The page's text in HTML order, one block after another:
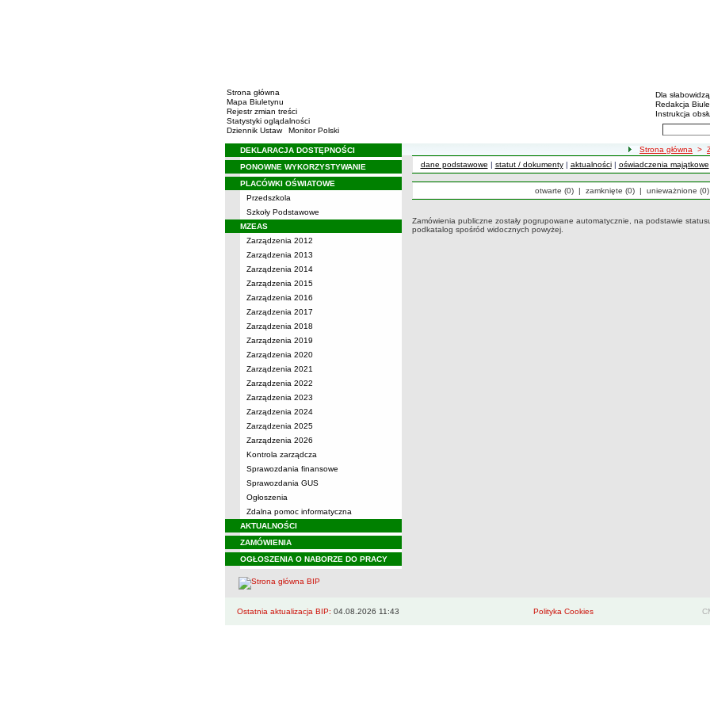
Strona główna
Mapa Biuletynu
Rejestr zmian treści
Statystyki oglądalności
Dziennik Ustaw
Monitor Polski
Menu
Dla
Redakcja
Instrukcja
Wyszukiwarka
Menu
DEKLARACJA DOSTĘPNOŚCI
PONOWNE WYKORZYSTYWANIE
PLACÓWKI OŚWIATOWE
Przedszkola
Szkoły Podstawowe
MZEAS
Zarządzenia 2012
Zarządzenia 2013
Zarządzenia 2014
Zarządzenia 2015
Zarządzenia 2016
Zarządzenia 2017
Zarządzenia 2018
Zarządzenia 2019
Zarządzenia 2020
Zarządzenia 2021
Zarządzenia 2022
Zarządzenia 2023
Zarządzenia 2024
Zarządzenia 2025
Zarządzenia 2026
Kontrola zarządcza
Sprawozdania finansowe
Sprawozdania GUS
Ogłoszenia
Zdalna pomoc informatyczna
AKTUALNOŚCI
ZAMÓWIENIA
OGŁOSZENIA O NABORZE DO PRACY
ścieżka nawigacji
Strona główna >
Zamówienia publiczne otwarte
dane podstawowe | statut / dokumenty| aktualności| oświadczenia majątkowe
Zamówienia publiczne
otwarte (0) | Zamówienia publiczne
zamknięte (0) | Zamówienia
unieważnione (0)
Zamówienia publiczne zostały pogrupowane automatycznie, na podstawie
podkatalog spośród widocznych powyżej.
Ostatnia aktualizacja BIP: 04.08.2026 11:43 Polityka Cookies